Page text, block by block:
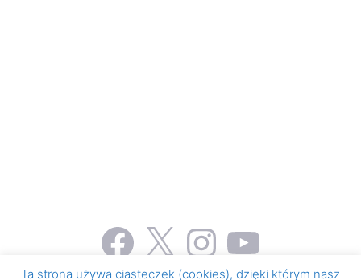
Facebook
X InstagramYouTube
Ta strona używa ciasteczek (cookies), dzięki którym nasz